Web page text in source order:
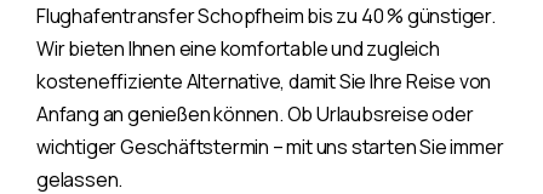
Flughafentransfer Schopfheim bis zu 40 % günstiger.
Wir bieten Ihnen eine komfortable und zugleich
kosteneffiziente Alternative, damit Sie Ihre Reise von
Anfang an genießen können. Ob Urlaubsreise oder
wichtiger Geschäftstermin – mit uns starten Sie immer
gelassen.